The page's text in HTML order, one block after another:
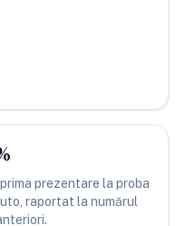
prezentare la proba
raportat la numărul